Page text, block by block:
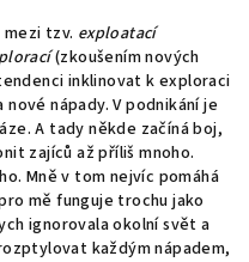
tzv. exploatací
(zkoušením nových
inklinovat k exploraci
nápady. V podnikání je
A tady někde začíná boj,
zajíců až příliš mnoho.
Mně v tom nejvíc pomáhá
mě funguje trochu jako
ignorovala okolní svět a
každým nápadem,